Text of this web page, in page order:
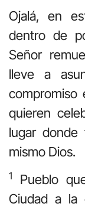
Ojalá, en
dentro de
Señor
lleve a
compromiso
quieren
lugar donde
mismo Dios.
1
Pueblo
Ciudad a la